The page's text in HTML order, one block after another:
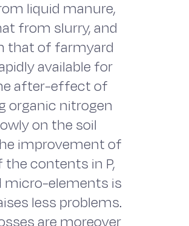
liquid manure,
from slurry, and
that of farmyard
available for
after-effect of
organic nitrogen
on the soil
improvement of
the contents in P,
micro-elements is
less problems.